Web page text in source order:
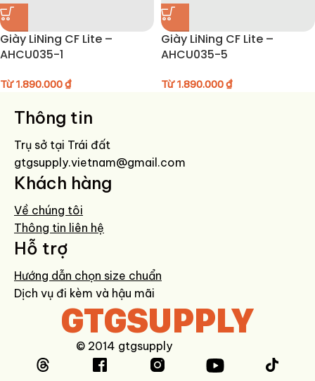
Giày LiNing CF Lite –
AHCU035-1
Từ1.890.000₫
Giày LiNing CF Lite –
AHCU035-5
Từ1.890.000₫
Thông tin
Trụ sở tại Trái đất
gtgsupply.vietnam@gmail.com
Khách hàng
Về chúng tôi
Thông tin liên hệ
Hỗ trợ
Hướng dẫn chọn size chuẩn
Dịch vụ đi kèm và hậu mãi
GTGSUPPLY
© 2014 gtgsupply